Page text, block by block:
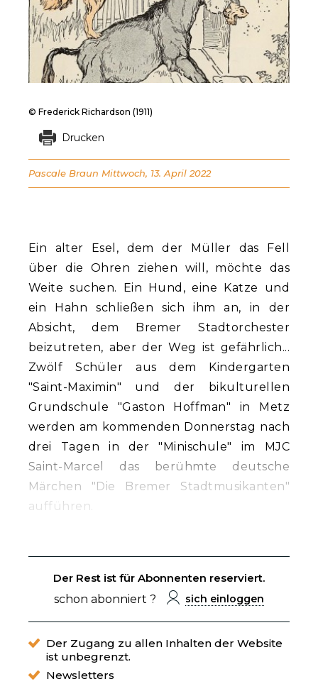
Ein alter Esel, dem der Müller das Fell
über die Ohren ziehen will, möchte das
Weite suchen. Ein Hund, eine Katze und
ein Hahn schließen sich ihm an, in der
Absicht, dem Bremer Stadtorchester
beizutreten, aber der Weg ist gefährlich...
Zwölf Schüler aus dem Kindergarten
"Saint-Maximin" und der bikulturellen
Grundschule "Gaston Hoffman" in Metz
werden am kommenden Donnerstag nach
drei Tagen in der "Minischule" im MJC
Saint-Marcel das berühmte deutsche
Märchen "Die Bremer Stadtmusikanten"
aufführen.
Der Rest ist für Abonnenten reserviert.
schon abonniert ?
sich einloggen
Der Zugang zu allen Inhalten der Website
ist unbegrenzt.
Newsletters
© Frederick Richardson (1911)
Drucken
Pascale Braun Mittwoch, 13. April 2022